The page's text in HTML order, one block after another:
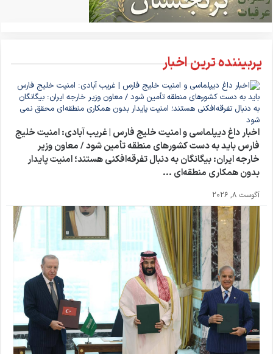
پربیننده ترین اخبار
اخبار داغ دیپلماسی و امنیت خلیج فارس | غریب آبادی: امنیت خلیج
فارس باید به دست کشورهای منطقه تأمین شود / معاون وزیر
خارجه ایران: بیگانگان به دنبال تفرقه‌افکنی هستند؛ امنیت پایدار
بدون همکاری منطقه‌ای ...
آگوست 8, 2026